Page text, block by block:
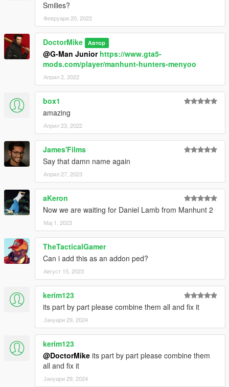
Smilies?
Февруари 20, 2022
DoctorMike Автор
@G-Man Junior https://www.gta5-
mods.com/player/manhunt-hunters-menyoo
Април 2, 2022
box1
amazing
Април 23, 2022
James'Films
Say that damn name again
Април 27, 2023
aKeron
Now we are waiting for Daniel Lamb from Manhunt 2
Мај 1, 2023
TheTacticalGamer
Can i add this as an addon ped?
Август 15, 2023
kerim123
its part by part please combine them all and fix it
Јануари 29, 2024
kerim123
@DoctorMike its part by part please combine them
all and fix it
Јануари 29, 2024